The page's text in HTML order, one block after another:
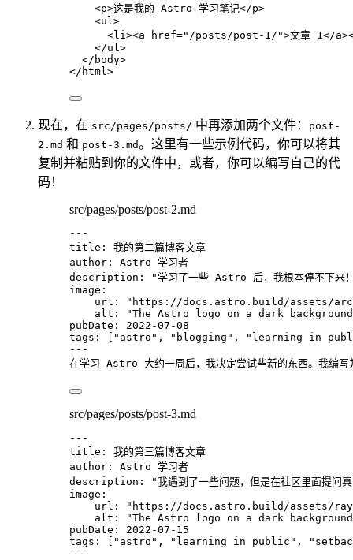
<p>这是我的 Astro 学习笔记</p>
<ul >
<li ><a href=" /posts/post-1/ ">文章 1 </a
</ul >
</ body>
</ html >
现在，在 src/pages/posts/ 中再添加两个文件：
post-
2.md 和 post-3.md。这里有一些示例代码，你可以将其
复制并粘贴到你的文件中，或者，你可以编写自己的代
码！
src/pages/posts/post-2.md
---
title : 我的第二篇博客文章
author : Astro 学习者
description : "学习了一些 Astro 后，我根本停不下来
image :
url : " https://docs.astro.build/assets/
alt : "The Astro logo on a dark
pubDate : 2022-07-08
tags : [ " astro " , " blogging " , " learning in
---
在学习 Astro 大约一周后，我决定尝试些新的东西。我编写
src/pages/posts/post-3.md
---
title : 我的第三篇博客文章
author : Astro 学习者
description : "我遇到了一些问题，但是在社区里面提问
image :
url : " https://docs.astro.build/assets/
alt : "The Astro logo on a dark
pubDate : 2022-07-15
tags : [ " astro " , " learning in public " , "
---